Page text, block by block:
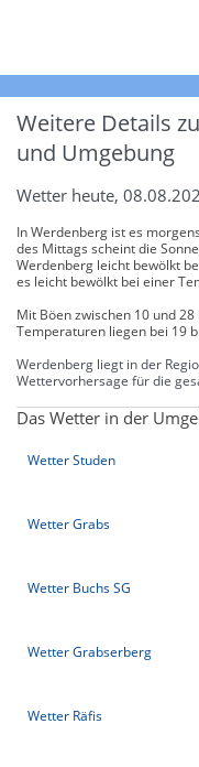
Weitere Details
und Umgebung
Wetter heute,
In Werdenberg ist es
des Mittags scheint die
Werdenberg leicht bewölkt
es leicht bewölkt bei einer
Mit Böen zwischen 10 und
Temperaturen liegen bei 19
Werdenberg liegt in der
Wettervorhersage für die
Das Wetter in der
Wetter Studen
Wetter Grabs
Wetter Buchs SG
Wetter Grabserberg
Wetter Räfis